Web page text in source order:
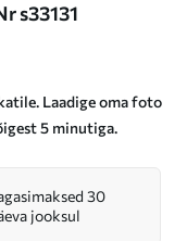
s33131
Laadige oma foto
5 minutiga.
30
jooksul